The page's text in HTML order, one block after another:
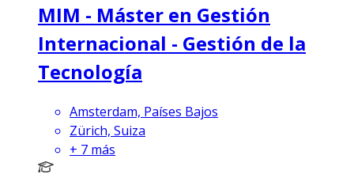
MIM - Máster en Gestión
Internacional - Gestión de la
Tecnología
Amsterdam, Países Bajos
Zürich, Suiza
+ 7 más